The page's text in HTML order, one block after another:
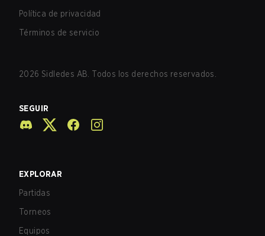
Política de privacidad
Términos de servicio
2026 Sidledes AB. Todos los derechos reservados.
SEGUIR
EXPLORAR
Partidas
Torneos
Equipos